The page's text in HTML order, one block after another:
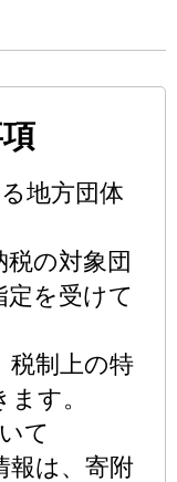
地方団体
の対象団
を受けて
税制上の特
す。
て
は、寄附